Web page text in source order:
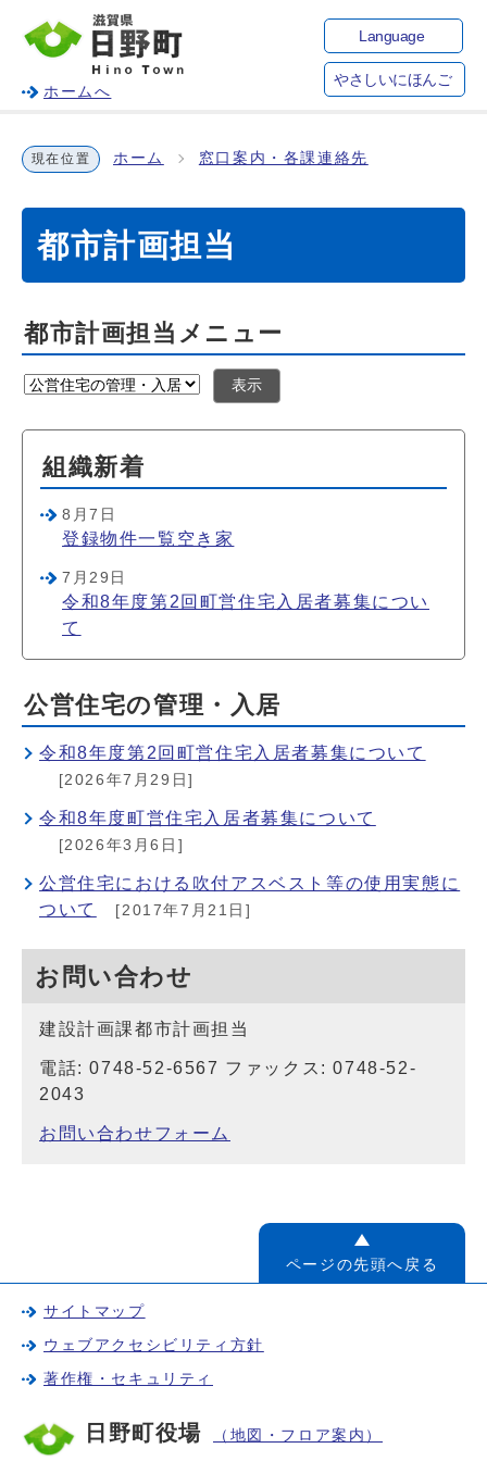
ホームへ
Language
やさしいにほんご
現在位置 ホーム 窓口案内・各課連絡先
都市計画担当
都市計画担当メニュー
表示
組織新着
8月7日
登録物件一覧空き家
7月29日
令和8年度第2回町営住宅入居者募集につい
て
公営住宅の管理・入居
令和8年度第2回町営住宅入居者募集について
[2026年7月29日]
令和8年度町営住宅入居者募集について
[2026年3月6日]
公営住宅における吹付アスベスト等の使用実態に
ついて
[2017年7月21日]
お問い合わせ
建設計画課都市計画担当
電話: 0748-52-6567 ファックス: 0748-52-
2043
お問い合わせフォーム
ページの先頭へ戻る
サイトマップ
ウェブアクセシビリティ方針
著作権・セキュリティ
日野町役場 （地図・フロア案内）